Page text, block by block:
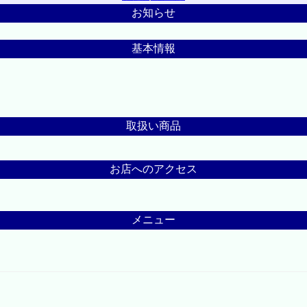
お知らせ
基本情報
取扱い商品
お店へのアクセス
メニュー